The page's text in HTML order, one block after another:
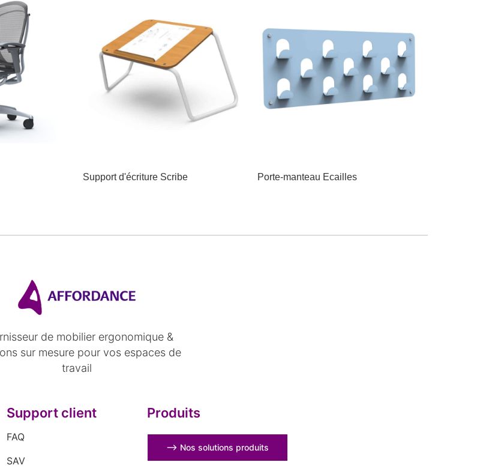
Support d'écriture Scribe Porte-manteau Ecailles
de mobilier ergonomique &
sur mesure pour vos espaces de
travail
Support client
FAQ
SAV
Produits
⟶ Nos solutions produits